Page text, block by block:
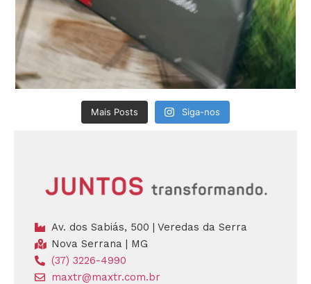
Mais Posts Siga-nos
Av. dos Sabiás, 500 | Veredas da Serra
Nova Serrana | MG
(37) 3226-4990
maxtr@maxtr.com.br